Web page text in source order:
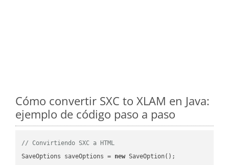
Cómo convertir SXC to XLAM en Java:
ejemplo de código paso a paso
// Convirtiendo SXC a HTML
SaveOptions saveOptions = new SaveOption();